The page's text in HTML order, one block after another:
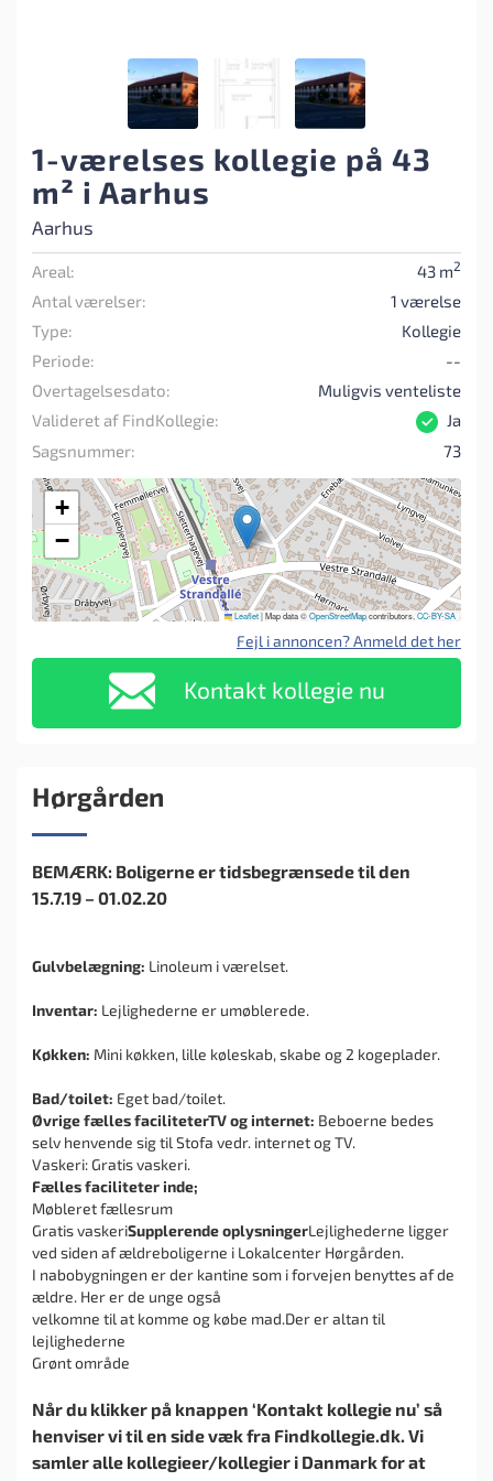
1-værelses kollegie på 43
m² i Aarhus
Aarhus
Areal: 43 m2
Antal værelser:
1 værelse
Type:
Kollegie
Periode:
--
Overtagelsesdato:
Muligvis venteliste
Valideret af FindKollegie:
Ja
Sagsnummer:
73
+
−
Leaflet|Map data ©OpenStreetMapcontributors,CC-BY-SA
Fejl i annoncen? Anmeld det her
Kontakt kollegie nu
Hørgården
BEMÆRK: Boligerne er tidsbegrænsede til den
15.7.19 – 01.02.20
Gulvbelægning: Linoleum i værelset.
Inventar: Lejlighederne er umøblerede.
Køkken: Mini køkken, lille køleskab, skabe og 2 kogeplader.
Bad/toilet: Eget bad/toilet.
Øvrige fælles faciliteterTV og internet: Beboerne bedes
selv henvende sig til Stofa vedr. internet og TV.
Vaskeri: Gratis vaskeri.
Fælles faciliteter inde;
Møbleret fællesrum
Gratis vaskeriSupplerende oplysningerLejlighederne ligger
ved siden af ældreboligerne i Lokalcenter Hørgården.
I nabobygningen er der kantine som i forvejen benyttes af de
ældre. Her er de unge også
velkomne til at komme og købe mad.Der er altan til
lejlighederne
Grønt område
Når du klikker på knappen ‘Kontakt kollegie nu’ så
henviser vi til en side væk fra Findkollegie.dk. Vi
samler alle kollegieer/kollegier i Danmark for at